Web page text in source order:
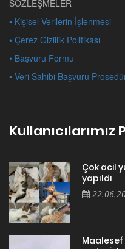
SÖZLEŞMELER
• Kişisel Verilerin İşlenmesi
• Çerez Gizlilik Politikası
• Başvuru Formu
• Veri Sahibi Başvuru
Kullanıcılarımız
Çok acil
yapıldı